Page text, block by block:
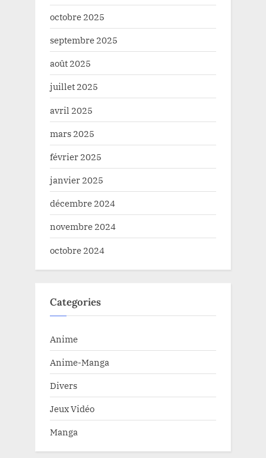
octobre 2025
septembre 2025
août 2025
juillet 2025
avril 2025
mars 2025
février 2025
janvier 2025
décembre 2024
novembre 2024
octobre 2024
Categories
Anime
Anime-Manga
Divers
Jeux Vidéo
Manga